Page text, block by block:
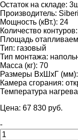
Остаток на складе:
Производитель:
Мощность (кВт.): 24
Количество контуров:
Площадь
Тип: газовый
Тип монтажа:
Масса (кг): 70
Размеры ВхШхГ (мм):
Камера сгорания:
Температура
Цена: 67 830 pуб.
-